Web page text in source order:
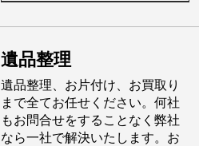
遺品整理
遺品整理、お片付け、お買取り
まで全てお任せください。何社
もお問合せをすることなく弊社
なら一社で解決いたします。お